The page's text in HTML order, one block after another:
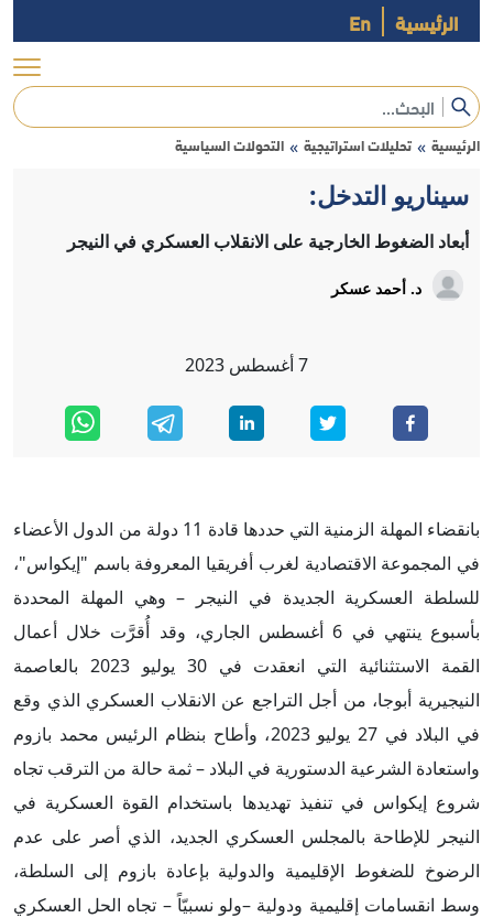
الرئيسية En
الرئيسية » تحليلات استراتيجية » التحولات السياسية
سيناريو التدخل:
أبعاد الضغوط الخارجية على الانقلاب العسكري في النيجر
د. أحمد عسكر
7أغسطس 2023
بانقضاء المهلة الزمنية التي حددها قادة 11 دولة من الدول الأعضاء
في المجموعة الاقتصادية لغرب أفريقيا المعروفة باسم "إيكواس"،
للسلطة العسكرية الجديدة في النيجر – وهي المهلة المحددة
بأسبوع ينتهي في 6 أغسطس الجاري، وقد أُقرَّت خلال أعمال
القمة الاستثنائية التي انعقدت في 30 يوليو 2023 بالعاصمة
النيجيرية أبوجا، من أجل التراجع عن الانقلاب العسكري الذي وقع
في البلاد في 27 يوليو 2023، وأطاح بنظام الرئيس محمد بازوم
واستعادة الشرعية الدستورية في البلاد – ثمة حالة من الترقب تجاه
شروع إيكواس في تنفيذ تهديدها باستخدام القوة العسكرية في
النيجر للإطاحة بالمجلس العسكري الجديد، الذي أصر على عدم
الرضوخ للضغوط الإقليمية والدولية بإعادة بازوم إلى السلطة،
وسط انقسامات إقليمية ودولية –ولو نسبيّاً – تجاه الحل العسكري